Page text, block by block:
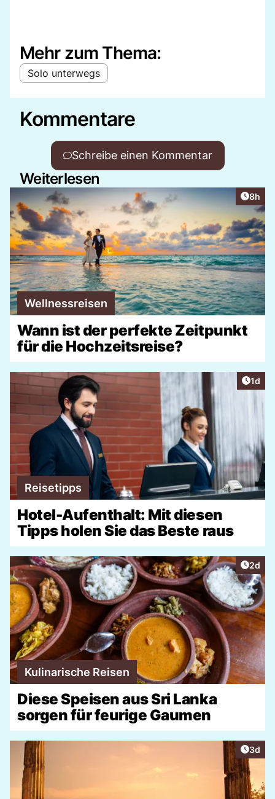
Mehr zum Thema:
Solo unterwegs
Kommentare
Schreibe einen Kommentar
Weiterlesen
8h
Wellnessreisen
Wann ist der perfekte Zeitpunkt
für die Hochzeitsreise?
1d
Reisetipps
Hotel-Aufenthalt: Mit diesen
Tipps holen Sie das Beste raus
2d
Kulinarische Reisen
Diese Speisen aus Sri Lanka
sorgen für feurige Gaumen
3d